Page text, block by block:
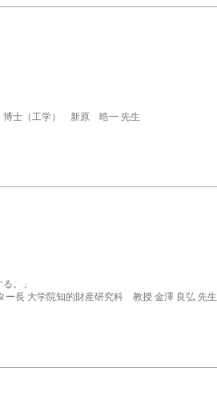
士（工学） 新原 晧一 先生
。」
ー長 大学院知的財産研究科 教授 金澤 良弘 先生